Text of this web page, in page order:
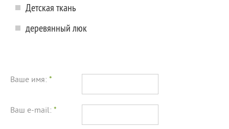
Детская ткань
деревянный люк
Ваше имя: *
Ваш e-mail: *